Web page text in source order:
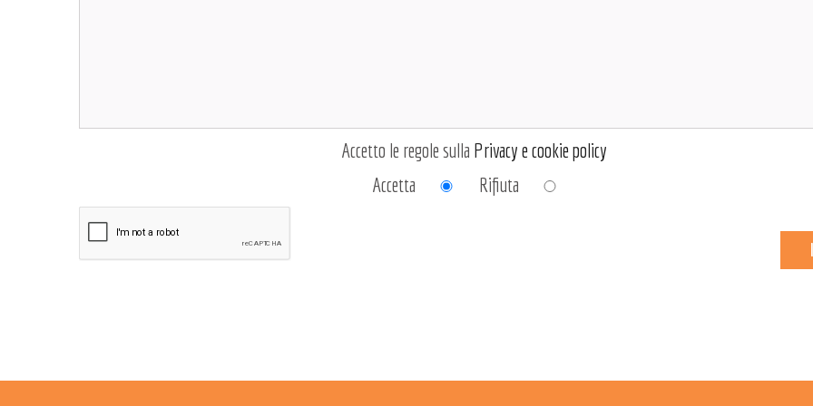
Accetto le regole sulla Privacy e cookie policy
Accetta
Rifiuta